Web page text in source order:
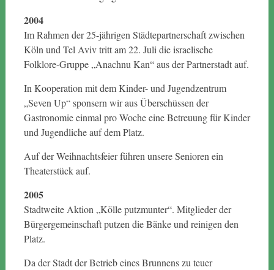
2004
Im Rahmen der 25-jährigen Städtepartnerschaft zwischen
Köln und Tel Aviv tritt am 22. Juli die israelische
Folklore-Gruppe „Anachnu Kan“ aus der Partnerstadt auf.
In Kooperation mit dem Kinder- und Jugendzentrum
„Seven Up“ sponsern wir aus Überschüssen der
Gastronomie einmal pro Woche eine Betreuung für Kinder
und Jugendliche auf dem Platz.
Auf der Weihnachtsfeier führen unsere Senioren ein
Theaterstück auf.
2005
Stadtweite Aktion „Kölle putzmunter“. Mitglieder der
Bürgergemeinschaft putzen die Bänke und reinigen den
Platz.
Da der Stadt der Betrieb eines Brunnens zu teuer